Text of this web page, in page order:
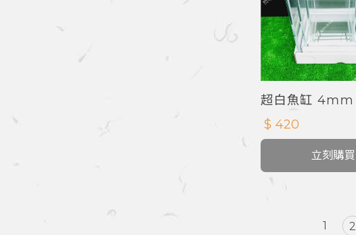
超白魚缸 4mm
$ 420
立刻購買
1 2